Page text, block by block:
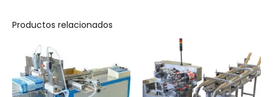
Productos relacionados